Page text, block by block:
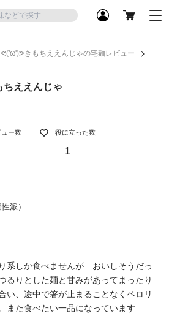
ᕙ('ω')ᕗきもちええんじゃの宅麺レビュー
ええんじゃ
ュー数 役に立った数
1
派）
系しか食べませんが おいしそうだっ
りとした麺と甘みがあってまったり
い、途中で箸が止まることなくペロリ
また食べたい一品になっています